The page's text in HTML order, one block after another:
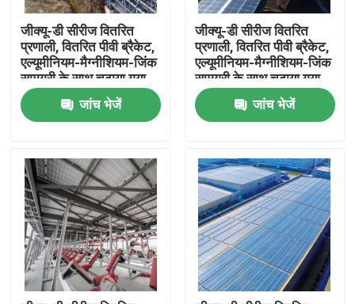
होम
उत्पाद
वीडियो
जीक्यू-डी सीरीज वितरित
प्रणाली, वितरित पीवी ब्रैकेट,
एल्यूमीनियम-मैग्नीशियम-जिंक
सामग्री के साथ चढ़ाया गया
उच्च शक्ति वाला स्टील,
जांच भेजें
जीक्यू-डी सीरीज वितरित
प्रणाली, वितरित पीवी ब्रैकेट,
एल्यूमीनियम-मैग्नीशियम-जिंक
सामग्री के साथ चढ़ाया गया
उच्च शक्ति वाला स्टील,
जांच भेजें